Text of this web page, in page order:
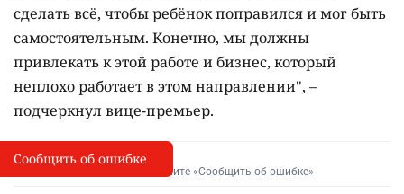
сделать всё, чтобы ребёнок поправился и мог быть
самостоятельным. Конечно, мы должны
привлекать к этой работе и бизнес, который
неплохо работает в этом направлении", –
подчеркнул вице-премьер.
I
Сообщить об опечатке
Выделите фрагмент и нажмите «Сообщить об ошибке»
Сообщить об ошибке